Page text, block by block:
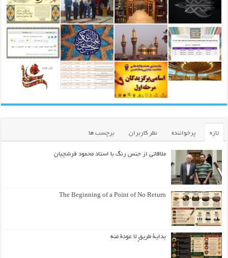
تازه پرخواننده نظر کاربران برچسب ها
ملاقاتی از جنس رنگ با استاد محمود فرشچیان
The Beginning of a Point of No Return
بداية طريقٍ لا عودة منه